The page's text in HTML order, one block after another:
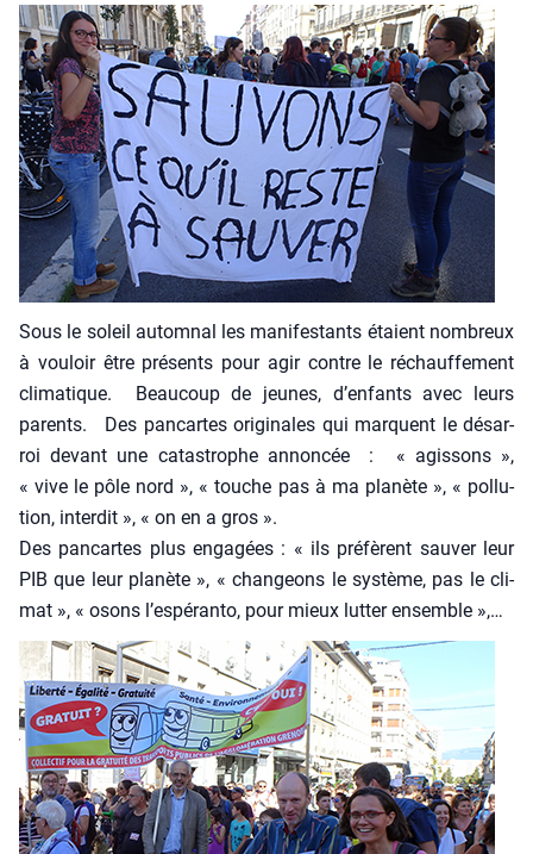
Sous le soleil autom­nal les mani­fes­tants étaient nom­breux
à vou­loir être pré­sents pour agir contre le réchauf­fe­ment
cli­ma­tique. Beau­coup de jeunes, d’enfants avec leurs
parents. Des pan­cartes ori­gi­nales qui marquent le désar­
roi devant une catas­trophe annon­cée : « agis­sons »,
« vive le pôle nord », « touche pas à ma pla­nète », « pol­lu­
tion, inter­dit », « on en a gros ».
Des pan­cartes plus enga­gées : « ils pré­fèrent sau­ver leur
PIB que leur pla­nète », « chan­geons le sys­tème, pas le cli­
mat », « osons l’espéranto, pour mieux lut­ter ensemble »,…